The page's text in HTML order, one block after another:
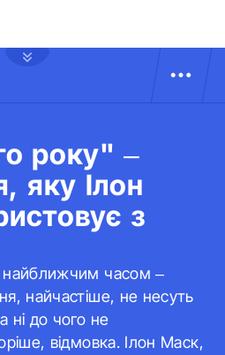
року" –
яку Ілон
з
часом –
найчастіше, не несуть
ні до чого не
відмовка. Ілон Маск,